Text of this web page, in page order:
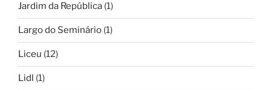
Jardim da República (1)
Largo do Seminário (1)
Liceu (12)
Lidl (1)